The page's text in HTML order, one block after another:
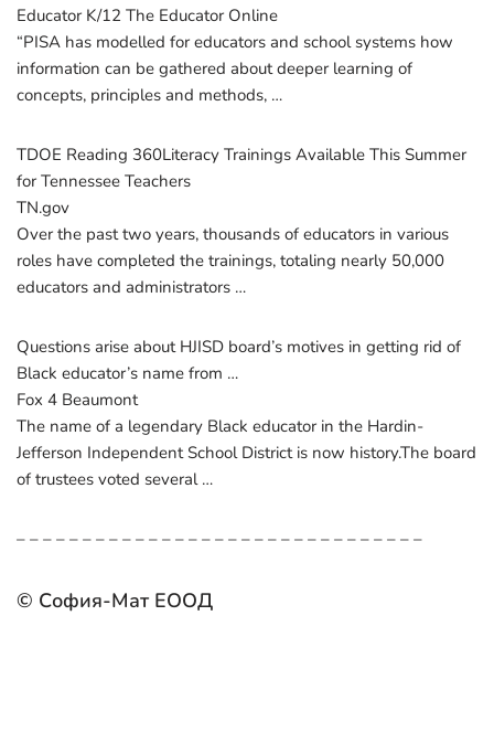
Educator K/12 The Educator Online
“PISA has modelled for educators and school systems how
information can be gathered about deeper learning of
concepts, principles and methods, …
TDOE Reading 360Literacy Trainings Available This Summer
for Tennessee Teachers
TN.gov
Over the past two years, thousands of educators in various
roles have completed the trainings, totaling nearly 50,000
educators and administrators …
Questions arise about HJISD board’s motives in getting rid of
Black educator’s name from …
Fox 4 Beaumont
The name of a legendary Black educator in the Hardin-
Jefferson Independent School District is now history.The board
of trustees voted several …
– – – – – – – – – – – – – – – – – – – – – – – – – – – – – – –
© София-Мат ЕООД